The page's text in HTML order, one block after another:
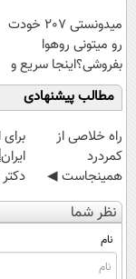
میدونستی 207 خودت
رو میتونی روهوا
بفروشی؟اینجا سریع و
راحت بفروش
مطالب پیشنهادی
‌راه خلاصی از
کمردرد
همینجاست ◀
فقط کافیه فرم
رو پر کنی!
برای
نظر شما
نام